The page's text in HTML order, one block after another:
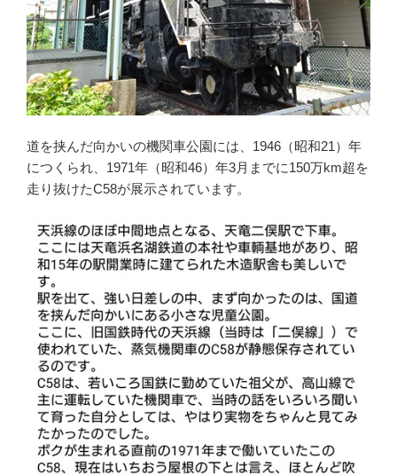
道を挟んだ向かいの機関車公園には、1946（昭和21）年
につくられ、1971年（昭和46）年3月までに150万km超を
走り抜けたC58が展示されています。